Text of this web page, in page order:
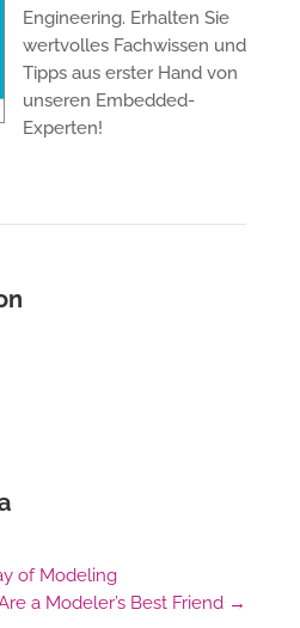
Engineering. Erhalten Sie
wertvolles Fachwissen und
Tipps aus erster Hand von
unseren Embedded-
Experten!
of Modeling
a Modeler’s Best Friend →